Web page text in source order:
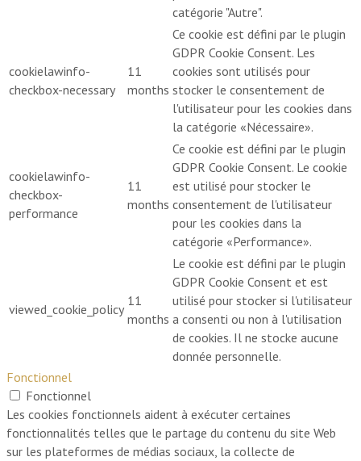
catégorie "Autre".
cookielawinfo-
checkbox-necessary
11
months
Ce cookie est défini par le plugin
GDPR Cookie Consent. Les
cookies sont utilisés pour
stocker le consentement de
l'utilisateur pour les cookies dans
la catégorie «Nécessaire».
cookielawinfo-
checkbox-
performance
11
months
Ce cookie est défini par le plugin
GDPR Cookie Consent. Le cookie
est utilisé pour stocker le
consentement de l'utilisateur
pour les cookies dans la
catégorie «Performance».
viewed_cookie_policy
11
months
Le cookie est défini par le plugin
GDPR Cookie Consent et est
utilisé pour stocker si l'utilisateur
a consenti ou non à l'utilisation
de cookies. Il ne stocke aucune
donnée personnelle.
Fonctionnel
Fonctionnel
Les cookies fonctionnels aident à exécuter certaines
fonctionnalités telles que le partage du contenu du site Web
sur les plateformes de médias sociaux, la collecte de